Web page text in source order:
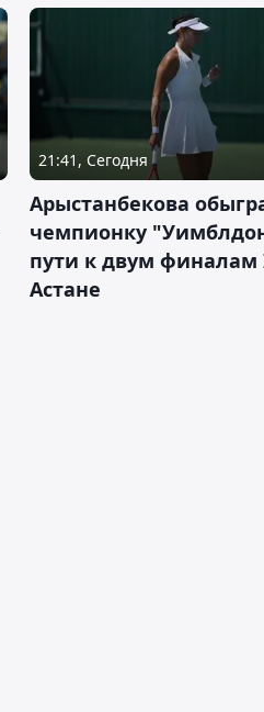
21:41, Сегодня
Арыстанбекова
чемпионку
пути к двум финалам
Астане